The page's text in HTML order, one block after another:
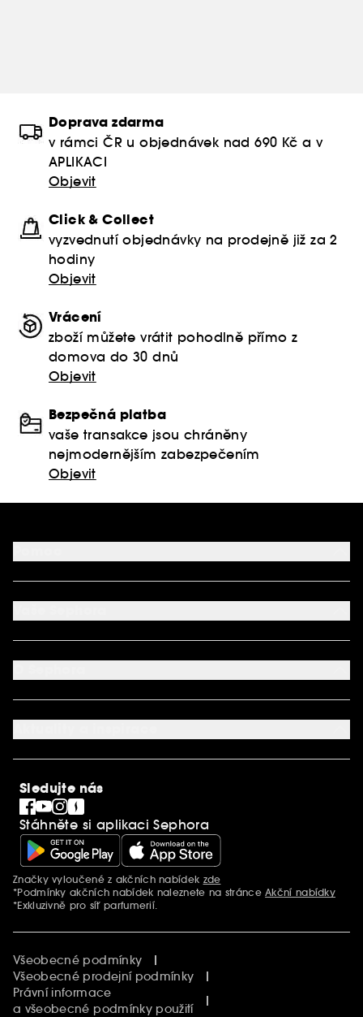
Doprava zdarma
v rámci ČR u objednávek nad 690 Kč a v
APLIKACI
Objevit
Click & Collect
vyzvednutí objednávky na prodejně již za 2
hodiny
Objevit
Vrácení
zboží můžete vrátit pohodlně přímo z
domova do 30 dnů
Objevit
Bezpečná platba
vaše transakce jsou chráněny
nejmodernějším zabezpečením
Objevit
FAQ
Podmínky Nabídek
Kontaktujte nás
Mapa stránky
Můj účet
Aplikace SEPHORA
Nastavení souborů cookie
O společnosti Sephora
Kariéra
SEPHORiA
Blog Sephora
Singles´ Day
Black Friday
Cyber Monday
Vánoce
Sledujte nás
Stáhněte si aplikaci Sephora
Další informace
Značky vyloučené z akčních nabídek zde
*Podmínky akčních nabídek naleznete na stránceAkční nabídky
*Exkluzivně pro síť parfumerií.
Všeobecné podmínky
Všeobecné prodejní podmínky
Právní informace
a všeobecné podmínky použití